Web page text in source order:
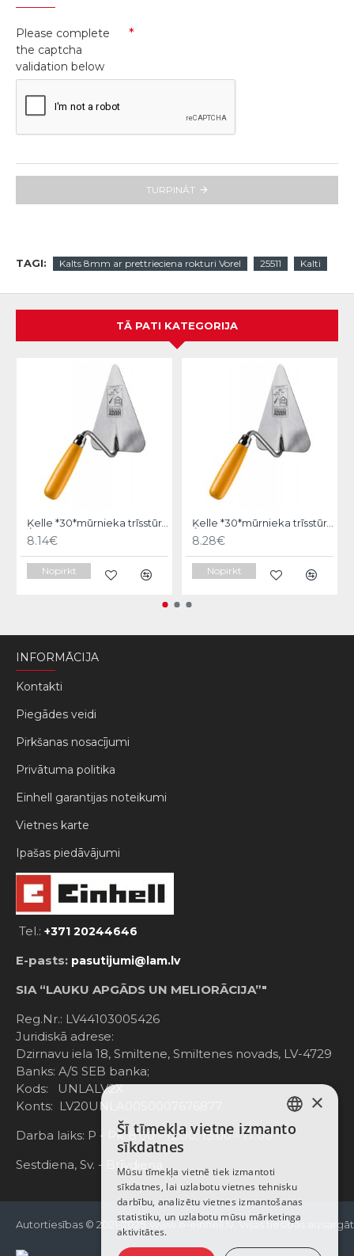
Please complete
the captcha
validation below
TURPINĀT
TAGI: Kalts 8mm ar prettrieciena rokturi Vorel 25511 Kalti
TĀ PATI KATEGORIJA
Ķelle *30*mūrnieka trīsstūra 18cm, Hardy
8.14€
Nopirkt
Ķelle *30*mūrnieka trīsstūra 20cm, Hardy
8.28€
Nopirkt
INFORMĀCIJA
Kontakti
Piegādes veidi
Pirkšanas nosacījumi
Privātuma politika
Einhell garantijas noteikumi
Vietnes karte
Ipašas piedāvājumi
Tel.: +371 20244646
E-pasts: pasutijumi@lam.lv
SIA “LAUKU APGĀDS UN MELIORĀCIJA”"
Reg.Nr.: LV44103005426
Juridiskā adrese:
Dzirnavu iela 18, Smiltene, Smiltenes novads, LV-4729
Banks: A/S SEB banka;
Kods: UNLALV2X
Konts: LV20UNLA0050007676877
Darba laiks: P - Pk. 8:00 - 12:00; 13:00 - 17:00
Sestdiena, Sv. - Brīvdiena
Autortiesības © 2021-2025, www.e-einhell.lv, Visas tiesības
LATVIAN
ENGLISH
×
Šī tīmekļa vietne izmanto
sīkdatnes
Mūsu tīmekļa vietnē tiek izmantoti
sīkdatnes, lai uzlabotu vietnes tehnisku
darbību, analizētu vietnes izmantošanas
statistiku, un uzlabotu mūsu mārketinga
aktivitātes.